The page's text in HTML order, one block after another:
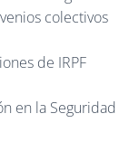
colectivos
de IRPF
en la Seguridad